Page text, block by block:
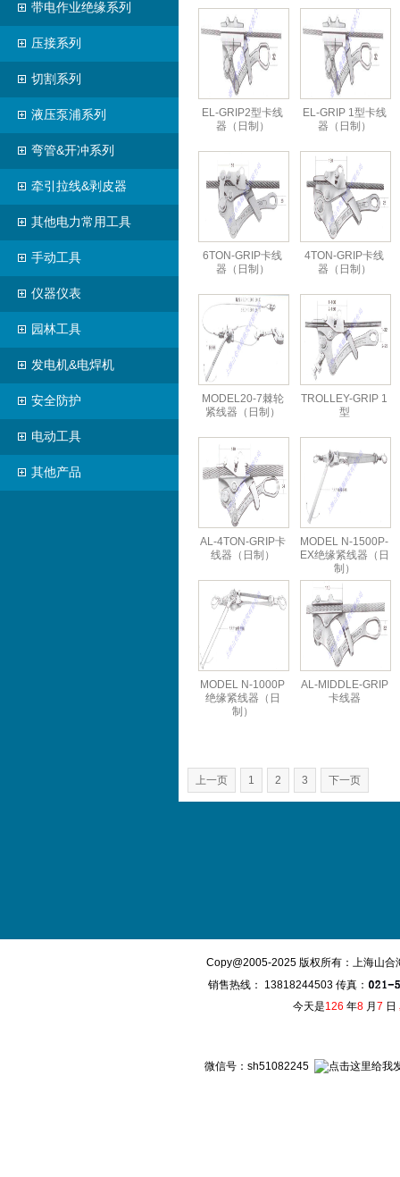
带电作业绝缘系列
压接系列
切割系列
液压泵浦系列
弯管&开冲系列
牵引拉线&剥皮器
其他电力常用工具
手动工具
仪器仪表
园林工具
发电机&电焊机
安全防护
电动工具
其他产品
EL-GRIP2型卡线
器（日制）
EL-GRIP 1型卡线
器（日制）
6TON-GRIP卡线
器（日制）
4TON-GRIP卡线
器（日制）
MODEL20-7棘轮
紧线器（日制）
TROLLEY-GRIP 1
型
AL-4TON-GRIP卡
线器（日制）
MODEL N-1500P-
EX绝缘紧线器（日
制）
MODEL N-1000P
绝缘紧线器（日
制）
AL-MIDDLE-GRIP
卡线器
上一页 1 2 3 下一页